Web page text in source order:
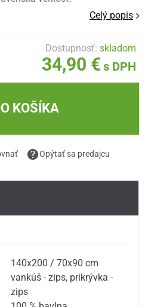
Celý popis
Dostupnosť:skladom
34,90 € s DPH
KOŠÍKA
Opýtať sa predajcu
140x200 / 70x90 cm
vankúš - zips, prikrývka -
zips